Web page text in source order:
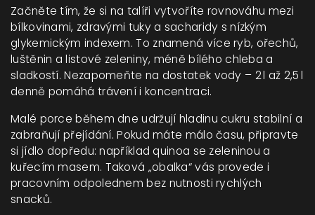
Začněte tím, že si na talíři vytvoříte rovnováhu mezi
bílkovinami, zdravými tuky a sacharidy s nízkým
glykemickým indexem. To znamená více ryb, ořechů,
luštěnin a listové zeleniny, méně bílého chleba a
sladkostí. Nezapomeňte na dostatek vody – 2 l až 2,5 l
denně pomáhá trávení i koncentraci.
Malé porce během dne udržují hladinu cukru stabilní a
zabraňují přejídání. Pokud máte málo času, připravte
si jídlo dopředu: například quinoa se zeleninou a
kuřecím masem. Taková „obalka“ vás provede i
pracovním odpolednem bez nutnosti rychlých
snacků.